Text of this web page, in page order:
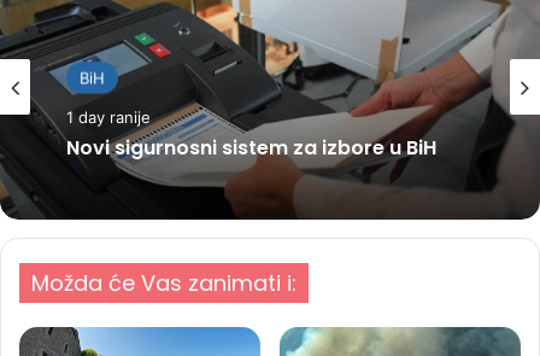
BiH
1 day ranije
Novi sigurnosni sistem za izbore u BiH
Možda će Vas zanimati i: